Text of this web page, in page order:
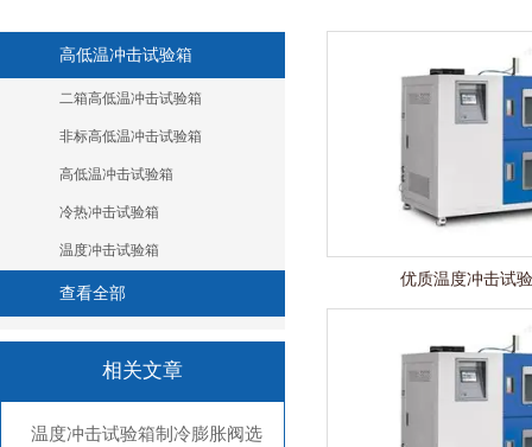
高低温冲击试验箱
二箱高低温冲击试验箱
非标高低温冲击试验箱
高低温冲击试验箱
冷热冲击试验箱
温度冲击试验箱
查看全部
相关文章
温度冲击试验箱制冷膨胀阀选
优质温度冲击试